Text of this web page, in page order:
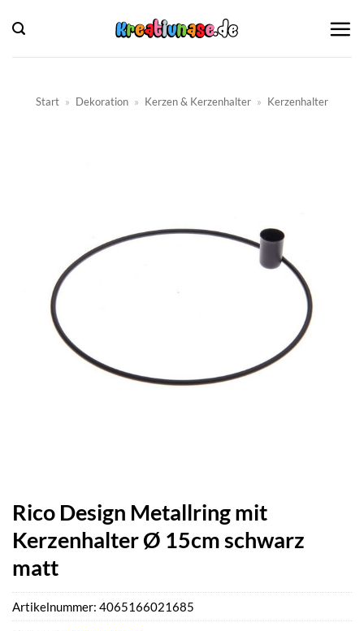
Inhalt
springen
Start » Dekoration » Kerzen & Kerzenhalter » Kerzenhalter
Rico Design Metallring mit
Kerzenhalter Ø 15cm schwarz
matt
Artikelnummer: 4065166021685